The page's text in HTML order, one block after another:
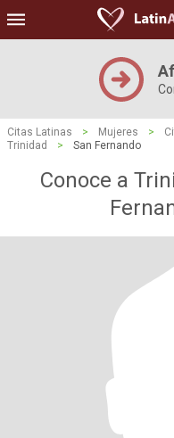
Citas Latinas > Mujeres >
Trinidad
> San Fernando
Conoce a